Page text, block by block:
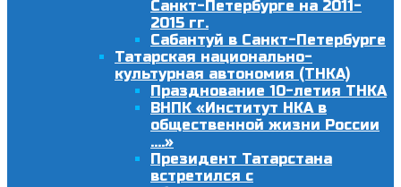
Санкт-Петербурге на 2011-
2015 гг.
Сабантуй в Санкт-Петербурге
Татарская национально-
культурная автономия (ТНКА)
Празднование 10-летия ТНКА
ВНПК «Институт НКА в
общественной жизни России
….»
Президент Татарстана
встретился с